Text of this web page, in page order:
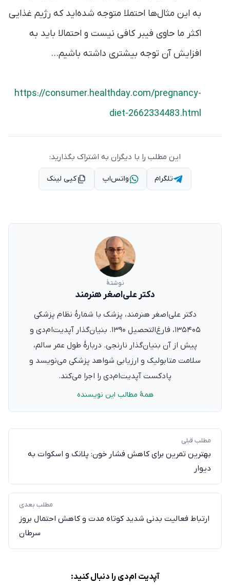
به این مثال‌ها احتملا متوجه شده‌اید که رژیم غذایی
اکثر ما حاوی فیبر کافی نیست و احتمالا باید به
افزایش آن توجه بیشتری داشته باشیم…
https://consumer.healthday.com/pregnancy-
diet-2662334483.html
این مطلب را با دیگران به اشتراک بگذارید:
تلگرام واتس‌اپ کپی لینک
نوشتهٔ
دکتر علی‌اصغر هنرمند
دکتر علی‌اصغر هنرمند، پزشک با شمارهٔ نظام پزشکی
۱۳۵۴۰۵، فارغ‌التحصیل ۱۳۹۰. بنیان‌گذار آپدیت‌ام‌دی و
پیش از آن بنیان‌گذار نارنجی. دربارهٔ طول عمر سالم،
سلامت متابولیک و ارزیابی شواهد پزشکی می‌نویسد و
پادکست آپدیت‌ام‌دی را اجرا می‌کند.
همهٔ مطالب این نویسنده
مطلب قبلی
بهترین تمرین‌ برای کاهش فشار خون: پلانک و اسکوات به
دیوار
مطلب بعدی
ارتباط فعالیت‌ بدنی شدید کوتاه مدت و کاهش احتمال بروز
سرطان
آپدیت ام‌دی را دنبال کنید: